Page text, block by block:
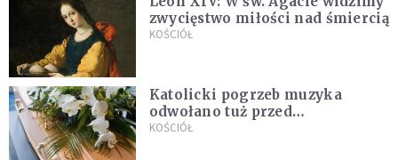
zwycięstwo miłości nad śmiercią
KOŚCIÓŁ
Katolicki pogrzeb muzyka
odwołano tuż przed
uroczystością. Powodem była
KOŚCIÓŁ